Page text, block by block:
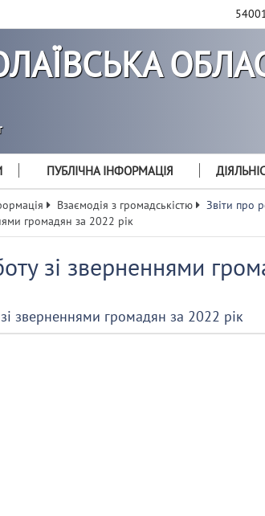
ПУБЛІЧНА ІНФОРМАЦІЯ
Взаємодія з громадськістю Звіти про
громадян за 2022 рік
зі зверненнями
зверненнями громадян за 2022 рік